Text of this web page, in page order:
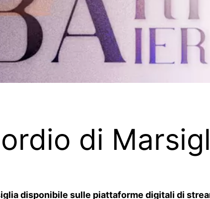
di
disponibile sulle piattaforme digitali di